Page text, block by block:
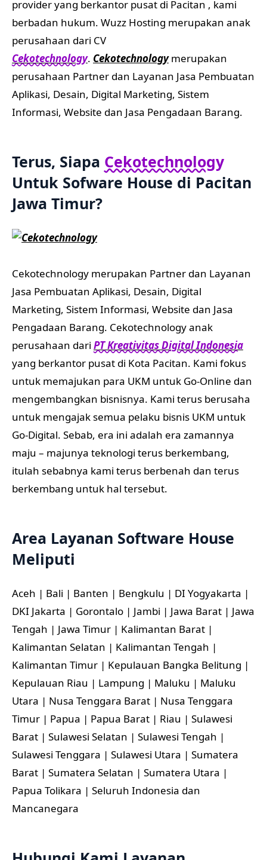
provider yang berkantor pusat di Pacitan , kami
berbadan hukum. Wuzz Hosting merupakan anak
perusahaan dari CV
Cekotechnology. Cekotechnologymerupakan
perusahaan Partner dan Layanan Jasa Pembuatan
Aplikasi, Desain, Digital Marketing, Sistem
Informasi, Website dan Jasa Pengadaan Barang.
Terus, Siapa Cekotechnology
Untuk Sofware House di Pacitan
Jawa Timur?
Cekotechnology merupakan Partner dan Layanan
Jasa Pembuatan Aplikasi, Desain, Digital
Marketing, Sistem Informasi, Website dan Jasa
Pengadaan Barang. Cekotechnology anak
perusahaan dari PT Kreativitas Digital Indonesia
yang berkantor pusat di Kota Pacitan. Kami fokus
untuk memajukan para UKM untuk Go-Online dan
mengembangkan bisnisnya. Kami terus berusaha
untuk mengajak semua pelaku bisnis UKM untuk
Go-Digital. Sebab, era ini adalah era zamannya
maju – majunya teknologi terus berkembang,
itulah sebabnya kami terus berbenah dan terus
berkembang untuk hal tersebut.
Area Layanan Software House
Meliputi
Aceh | Bali | Banten | Bengkulu | DI Yogyakarta |
DKI Jakarta | Gorontalo | Jambi | Jawa Barat | Jawa
Tengah | Jawa Timur | Kalimantan Barat |
Kalimantan Selatan | Kalimantan Tengah |
Kalimantan Timur | Kepulauan Bangka Belitung |
Kepulauan Riau | Lampung | Maluku | Maluku
Utara | Nusa Tenggara Barat | Nusa Tenggara
Timur | Papua | Papua Barat | Riau | Sulawesi
Barat | Sulawesi Selatan | Sulawesi Tengah |
Sulawesi Tenggara | Sulawesi Utara | Sumatera
Barat | Sumatera Selatan | Sumatera Utara |
Papua Tolikara | Seluruh Indonesia dan
Mancanegara